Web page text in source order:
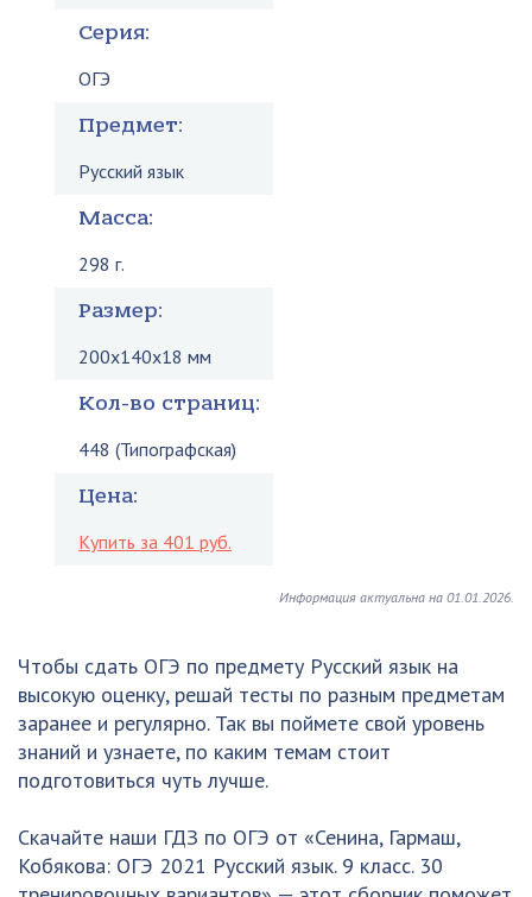
Серия:
ОГЭ
Предмет:
Русский язык
Масса:
298 г.
Размер:
200x140x18 мм
Кол-во страниц:
448 (Типографская)
Цена:
Купить за 401 руб.
Информация актуальна на 01.01.2026.
Чтобы сдать ОГЭ по предмету Русский язык на
высокую оценку, решай тесты по разным предметам
заранее и регулярно. Так вы поймете свой уровень
знаний и узнаете, по каким темам стоит
подготовиться чуть лучше.
Скачайте наши ГДЗ по ОГЭ от «Сенина, Гармаш,
Кобякова: ОГЭ 2021 Русский язык. 9 класс. 30